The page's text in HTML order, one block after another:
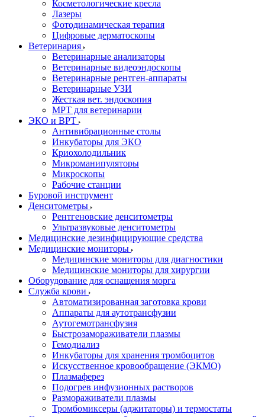
Косметологические кресла
Лазеры
Фотодинамическая терапия
Цифровые дерматоскопы
Ветеринария
Ветеринарные анализаторы
Ветеринарные видеоэндоскопы
Ветеринарные рентген-аппараты
Ветеринарные УЗИ
Жесткая вет. эндоскопия
МРТ для ветеринарии
ЭКО и ВРТ
Антивибрационные столы
Инкубаторы для ЭКО
Криохолодильник
Микроманипуляторы
Микроскопы
Рабочие станции
Буровой инструмент
Денситометры
Рентгеновские денситометры
Ультразвуковые денситометры
Медицинские дезинфицирующие средства
Медицинские мониторы
Медицинские мониторы для диагностики
Медицинские мониторы для хирургии
Оборудование для оснащения морга
Служба крови
Автоматизированная заготовка крови
Аппараты для аутотрансфузии
Аутогемотрансфузия
Быстрозамораживатели плазмы
Гемодиализ
Инкубаторы для хранения тромбоцитов
Искусственное кровообращение (ЭКМО)
Плазмаферез
Подогрев инфузионных растворов
Размораживатели плазмы
Тромбомиксеры (аджитаторы) и термостаты